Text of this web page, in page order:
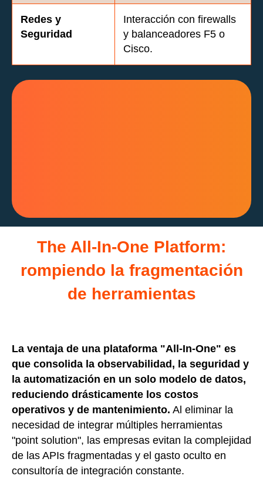
Redes y
Seguridad
Interacción con firewalls
y balanceadores F5 o
Cisco.
The All-In-One Platform:
rompiendo la fragmentación
de herramientas
La ventaja de una plataforma "All-In-One" es
que consolida la observabilidad, la seguridad y
la automatización en un solo modelo de datos,
reduciendo drásticamente los costos
operativos y de mantenimiento. Al eliminar la
necesidad de integrar múltiples herramientas
"point solution", las empresas evitan la complejidad
de las APIs fragmentadas y el gasto oculto en
consultoría de integración constante.